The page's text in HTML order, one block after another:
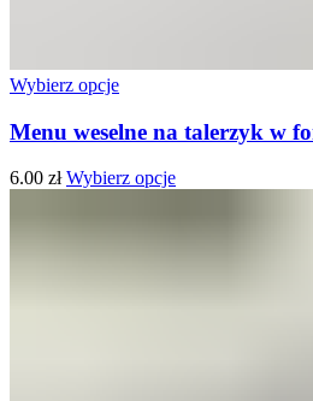
Wybierz opcje
Menu weselne na talerzyk w
6.00 zł Wybierz opcje